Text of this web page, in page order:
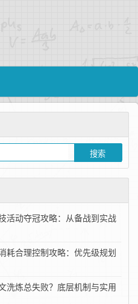
活动夺冠攻略：从备战到实战
耗合理控制攻略：优先级规划
洗炼总失败？底层机制与实用